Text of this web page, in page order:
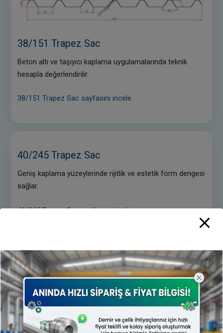
38/151 Trapez Sac
Beton altı ve taşıyıcı kaplama uygulamalarında teknik
hesapla değerlendirilir.
38/151 Trapez Sac sayfasını incele
40/245 Trapez Sac
Geniş kaplama yüzeylerinde rijitlik ve estetik form dengesi
sağlar.
40/245 Trapez Sac sayfasını incele
56/180 Trapez Sac